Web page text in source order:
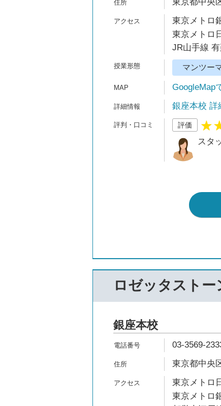
東京メトロ
東京メトロ
JR山手線
マンツー
GoogleMap
銀座本校 詳
評価
スタ
ロゼッタスト
銀座本校
03-3569-
東京都中央
東京メトロ
東京メトロ